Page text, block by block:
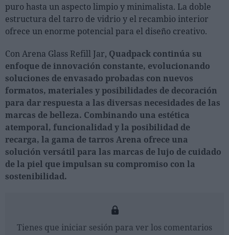
puro hasta un aspecto limpio y minimalista. La doble
estructura del tarro de vidrio y el recambio interior
ofrece un enorme potencial para el diseño creativo.
Con Arena Glass Refill Jar, Quadpack continúa su
enfoque de innovación constante, evolucionando
soluciones de envasado probadas con nuevos
formatos, materiales y posibilidades de decoración
para dar respuesta a las diversas necesidades de las
marcas de belleza. Combinando una estética
atemporal, funcionalidad y la posibilidad de
recarga, la gama de tarros Arena ofrece una
solución versátil para las marcas de lujo de cuidado
de la piel que impulsan su compromiso con la
sostenibilidad.
Tienes que iniciar sesión para ver los comentarios